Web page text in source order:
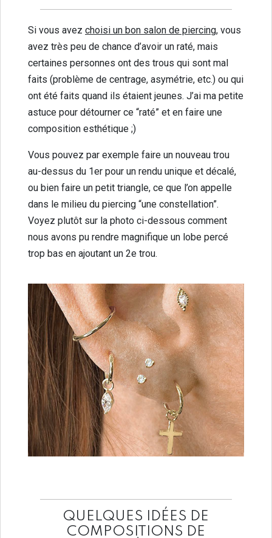
Si vous avez choisi un bon salon de piercing, vous
avez très peu de chance d’avoir un raté, mais
certaines personnes ont des trous qui sont mal
faits (problème de centrage, asymétrie, etc.) ou qui
ont été faits quand ils étaient jeunes. J’ai ma petite
astuce pour détourner ce “raté” et en faire une
composition esthétique ;)
Vous pouvez par exemple faire un nouveau trou
au-dessus du 1er pour un rendu unique et décalé,
ou bien faire un petit triangle, ce que l’on appelle
dans le milieu du piercing “une constellation”.
Voyez plutôt sur la photo ci-dessous comment
nous avons pu rendre magnifique un lobe percé
trop bas en ajoutant un 2e trou.
QUELQUES IDÉES DE
COMPOSITIONS DE